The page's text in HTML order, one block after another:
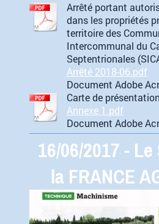
Arrêté portant
dans les propriétés
territoire des
Intercommunal du
Septentrionales
Arrêté 2018-06.pdf
Document Adobe
Carte de
Annexe 1.pdf
Document Adobe
16/06/2017 -
la FRANCE